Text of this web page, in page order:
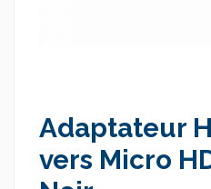
Adaptateur
vers Micro